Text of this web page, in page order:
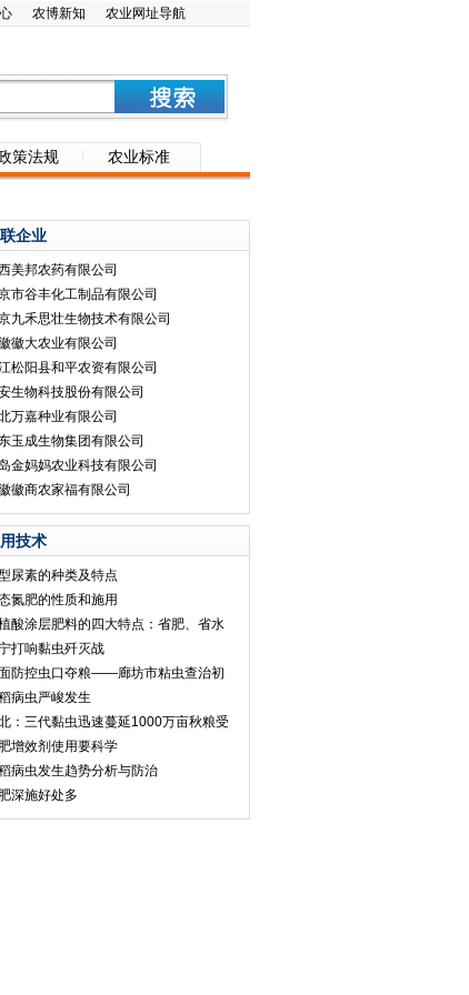
农博新知 农业网址导航
策法规 农业标准
企业
美邦农药有限公司
市谷丰化工制品有限公司
九禾思壮生物技术有限公司
徽大农业有限公司
松阳县和平农资有限公司
生物科技股份有限公司
万嘉种业有限公司
玉成生物集团有限公司
金妈妈农业科技有限公司
徽商农家福有限公司
技术
尿素的种类及特点
氮肥的性质和施用
酸涂层肥料的四大特点：省肥、省水
打响黏虫歼灭战
防控虫口夺粮——廊坊市粘虫查治初
病虫严峻发生
：三代黏虫迅速蔓延1000万亩秋粮受
增效剂使用要科学
病虫发生趋势分析与防治
深施好处多